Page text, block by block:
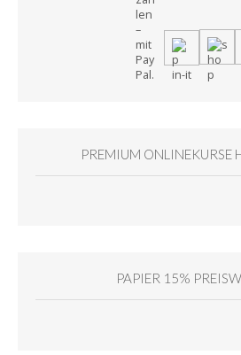
PREMIUM ONLINEKURSE
PAPIER 15%